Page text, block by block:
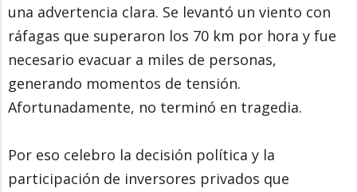
una advertencia clara. Se levantó un viento con
ráfagas que superaron los 70 km por hora y fue
necesario evacuar a miles de personas,
generando momentos de tensión.
Afortunadamente, no terminó en tragedia.
Por eso celebro la decisión política y la
participación de inversores privados que